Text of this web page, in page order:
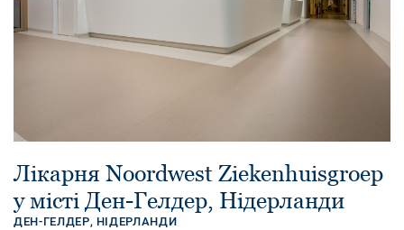
Лікарня Noordwest Ziekenhuisgroep
у місті Ден-Гелдер, Нідерланди
ДЕН-ГЕЛДЕР, НІДЕРЛАНДИ